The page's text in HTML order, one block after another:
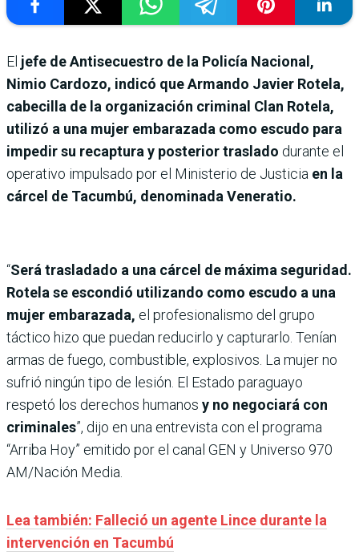
El jefe de Antisecuestro de la Policía Nacional,
Nimio Cardozo, indicó que Armando Javier Rotela,
cabecilla de la organización criminal Clan Rotela,
utilizó a una mujer embarazada como escudo para
impedir su recaptura y posterior traslado durante el
operativo impulsado por el Ministerio de Justicia en la
cárcel de Tacumbú, denominada Veneratio.
“Será trasladado a una cárcel de máxima seguridad.
Rotela se escondió utilizando como escudo a una
mujer embarazada, el profesionalismo del grupo
táctico hizo que puedan reducirlo y capturarlo. Tenían
armas de fuego, combustible, explosivos. La mujer no
sufrió ningún tipo de lesión. El Estado paraguayo
respetó los derechos humanos y no negociará con
criminales”, dijo en una entrevista con el programa
“Arriba Hoy” emitido por el canal GEN y Universo 970
AM/Nación Media.
Lea también: Falleció un agente Lince durante la
intervención en Tacumbú